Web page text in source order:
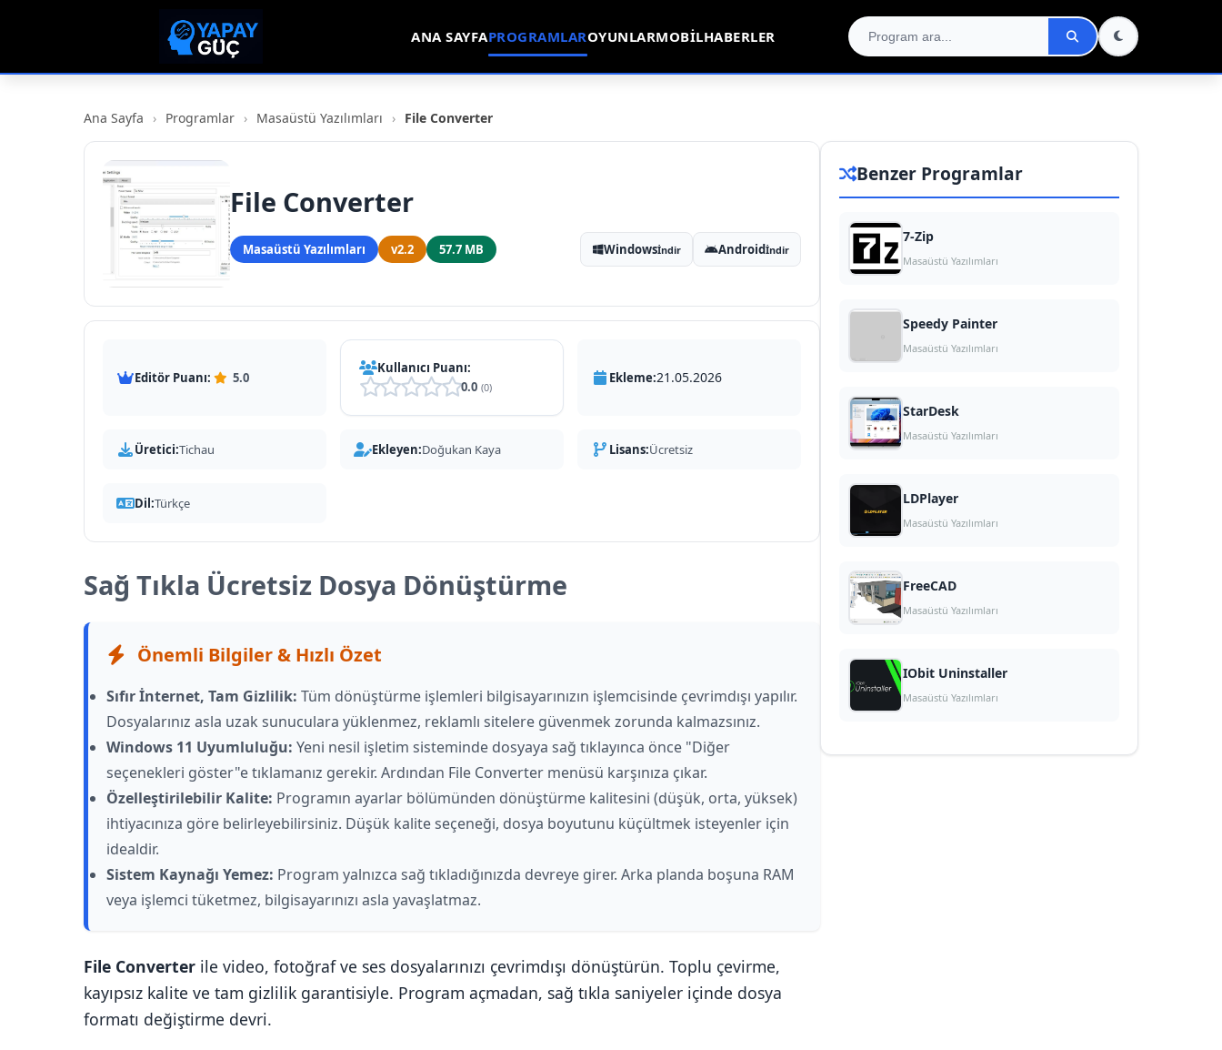
ANA SAYFAPROGRAMLAROYUNLARMOBILHABERLER
Ana Sayfa › Programlar › Masaüstü Yazılımları › File Converter
File Converter
Masaüstü Yazılımları v2.2 57.7 MB Windowsİndir Androidİndir
Editör Puanı: 5.0
Kullanıcı Puanı:
0.0 (0)
Ekleme:21.05.2026
Üretici:Tichau Ekleyen:Doğukan Kaya Lisans:Ücretsiz
Dil:Türkçe
Sağ Tıkla Ücretsiz Dosya Dönüştürme
Önemli Bilgiler & Hızlı Özet
Sıfır İnternet, Tam Gizlilik: Tüm dönüştürme işlemleri bilgisayarınızın işlemcisinde çevrimdışı yapılır.
Dosyalarınız asla uzak sunuculara yüklenmez, reklamlı sitelere güvenmek zorunda kalmazsınız.
Windows 11 Uyumluluğu: Yeni nesil işletim sisteminde dosyaya sağ tıklayınca önce "Diğer
seçenekleri göster"e tıklamanız gerekir. Ardından File Converter menüsü karşınıza çıkar.
Özelleştirilebilir Kalite: Programın ayarlar bölümünden dönüştürme kalitesini (düşük, orta, yüksek)
ihtiyacınıza göre belirleyebilirsiniz. Düşük kalite seçeneği, dosya boyutunu küçültmek isteyenler için
idealdir.
Sistem Kaynağı Yemez: Program yalnızca sağ tıkladığınızda devreye girer. Arka planda boşuna RAM
veya işlemci tüketmez, bilgisayarınızı asla yavaşlatmaz.
File Converter ile video, fotoğraf ve ses dosyalarınızı çevrimdışı dönüştürün. Toplu çevirme,
kayıpsız kalite ve tam gizlilik garantisiyle. Program açmadan, sağ tıkla saniyeler içinde dosya
formatı değiştirme devri.
Benzer Programlar
7-Zip
Masaüstü Yazılımları
Speedy Painter
Masaüstü Yazılımları
StarDesk
Masaüstü Yazılımları
LDPlayer
Masaüstü Yazılımları
FreeCAD
Masaüstü Yazılımları
IObit Uninstaller
Masaüstü Yazılımları